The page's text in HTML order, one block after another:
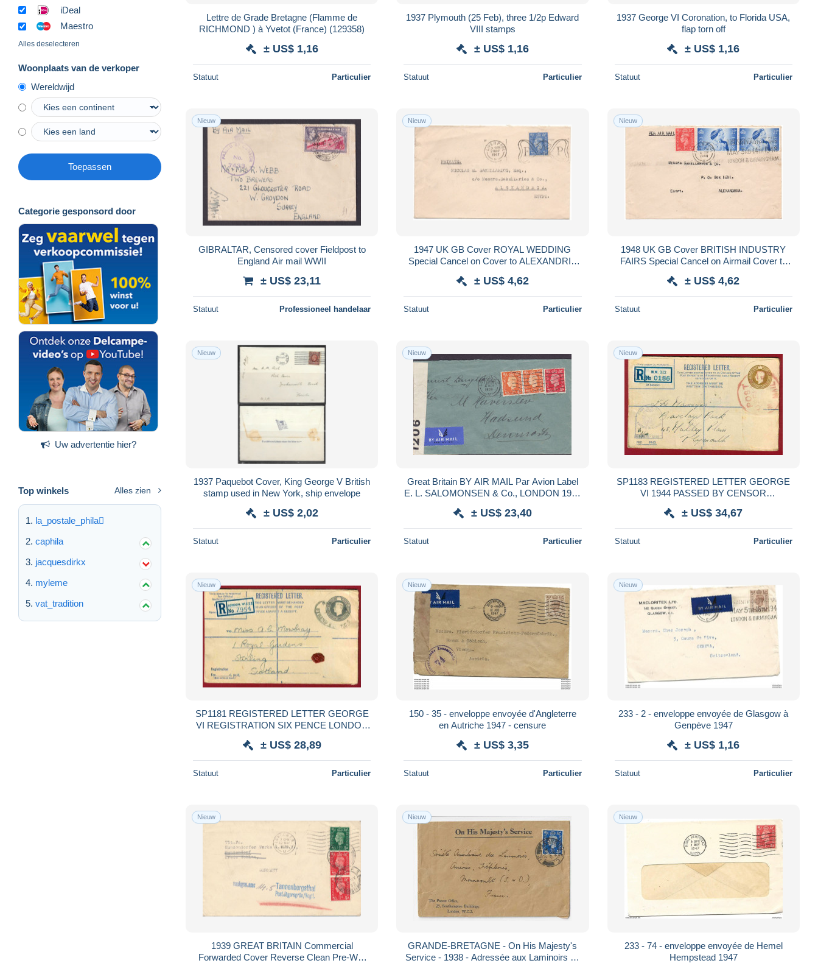
iDeal
Maestro
Alles deselecteren
Woonplaats van de verkoper
Wereldwijd
Toepassen
Categorie gesponsord door
Uw advertentie hier?
Top winkels Alles zien
la_postale_phila
caphila
jacquesdirkx
myleme
vat_tradition
Lettre de Grade Bretagne (Flamme de
RICHMOND ) à Yvetot (France) (129358)
± US$ 1,16
Statuut Particulier
1937 Plymouth (25 Feb), three 1/2p Edward
VIII stamps
± US$ 1,16
Statuut Particulier
1937 George VI Coronation, to Florida USA,
flap torn off
± US$ 1,16
Statuut Particulier
Nieuw
GIBRALTAR, Censored cover Fieldpost to
England Air mail WWII
± US$ 23,11
Statuut Professioneel handelaar
Nieuw
1947 UK GB Cover ROYAL WEDDING
Special Cancel on Cover to ALEXANDRIA
± US$ 4,62
Statuut Particulier
Nieuw
1948 UK GB Cover BRITISH INDUSTRY
FAIRS Special Cancel on Airmail Cover to
± US$ 4,62
Statuut Particulier
Nieuw
1937 Paquebot Cover, King George V British
stamp used in New York, ship envelope
± US$ 2,02
Statuut Particulier
Nieuw
Great Britain BY AIR MAIL Par Avion Label
E. L. SALOMONSEN & Co., LONDON 1939
CENSOR
± US$ 23,40
Statuut Particulier
Nieuw
SP1183 REGISTERED LETTER GEORGE
VI 1944 PASSED BY CENSOR
TO PLYMOUTH
± US$ 34,67
Statuut Particulier
Nieuw
SP1181 REGISTERED LETTER GEORGE
VI REGISTRATION SIX PENCE LONDON
± US$ 28,89
Statuut Particulier
Nieuw
150 - 35 - enveloppe envoyée d'Angleterre
en Autriche 1947 - censure
± US$ 3,35
Statuut Particulier
Nieuw
233 - 2 - enveloppe envoyée de Glasgow à
Genpève 1947
± US$ 1,16
Statuut Particulier
Nieuw
1939 GREAT BRITAIN Commercial
Forwarded Cover Reverse Clean Pre-War
Nieuw
GRANDE-BRETAGNE - On His Majesty's
Service - 1938 - Adressée aux Laminoirs de
Nieuw
233 - 74 - enveloppe envoyée de Hemel
Hempstead 1947